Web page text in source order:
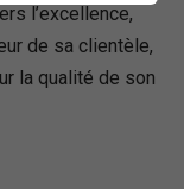
l’excellence,
de sa clientèle,
la qualité de son